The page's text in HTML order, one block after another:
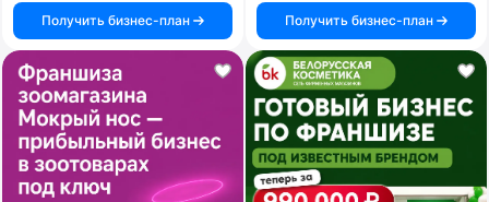
Получить бизнес-план
Получить бизнес-план